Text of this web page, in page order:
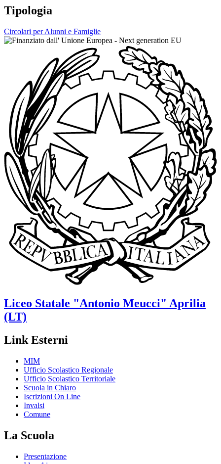
Tipologia
Circolari per Alunni e Famiglie
Liceo Statale "Antonio Meucci" Aprilia
(LT)
Link Esterni
MIM
Ufficio Scolastico Regionale
Ufficio Scolastico Territoriale
Scuola in Chiaro
Iscrizioni On Line
Invalsi
Comune
La Scuola
Presentazione